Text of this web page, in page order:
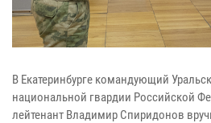
В Екатеринбурге командующий
национальной гвардии Российской
лейтенант Владимир Спиридонов